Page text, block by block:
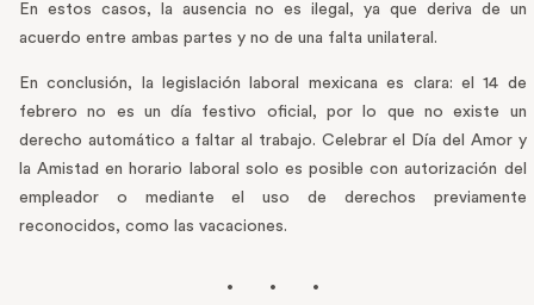
En estos casos, la ausencia no es ilegal, ya que deriva de un
acuerdo entre ambas partes y no de una falta unilateral.
En conclusión, la legislación laboral mexicana es clara: el 14 de
febrero no es un día festivo oficial, por lo que no existe un
derecho automático a faltar al trabajo. Celebrar el Día del Amor y
la Amistad en horario laboral solo es posible con autorización del
empleador o mediante el uso de derechos previamente
reconocidos, como las vacaciones.